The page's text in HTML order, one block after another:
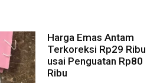
Harga Emas Antam
Terkoreksi Rp29 Ribu
usai Penguatan Rp80
Ribu